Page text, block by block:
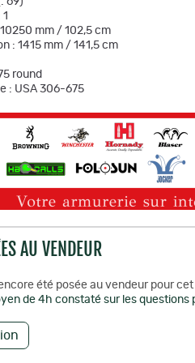
mm / 102,5 cm
: 1415 mm / 141,5 cm
round
: USA 306-675
AU VENDEUR
été posée au vendeur pour
de 4h constaté sur les